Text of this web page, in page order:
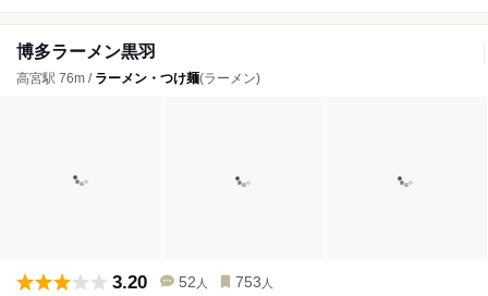
博多ラーメン黒羽
高宮駅 76m / ラーメン・つけ麺(ラーメン)
3.20 52 人 753 人